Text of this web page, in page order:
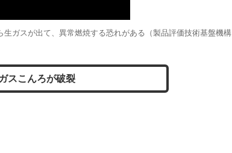
ガスが出て、異常燃焼する恐れがある（製品評価技術基盤機構
スこんろが破裂